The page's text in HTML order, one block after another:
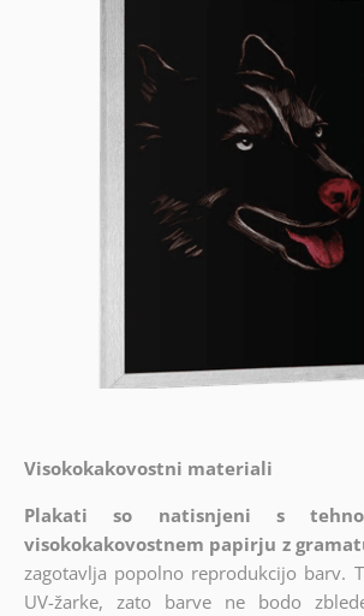
Visokokakovostni materiali
Plakati so natisnjeni s
visokokakovostnem papirju z
zagotavlja popolno reprodukcijo barv.
UV-žarke, zato barve ne bodo